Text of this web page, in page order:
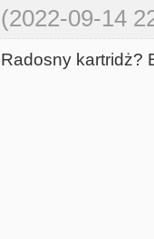
(2022-09-14
Radosny kartridż?